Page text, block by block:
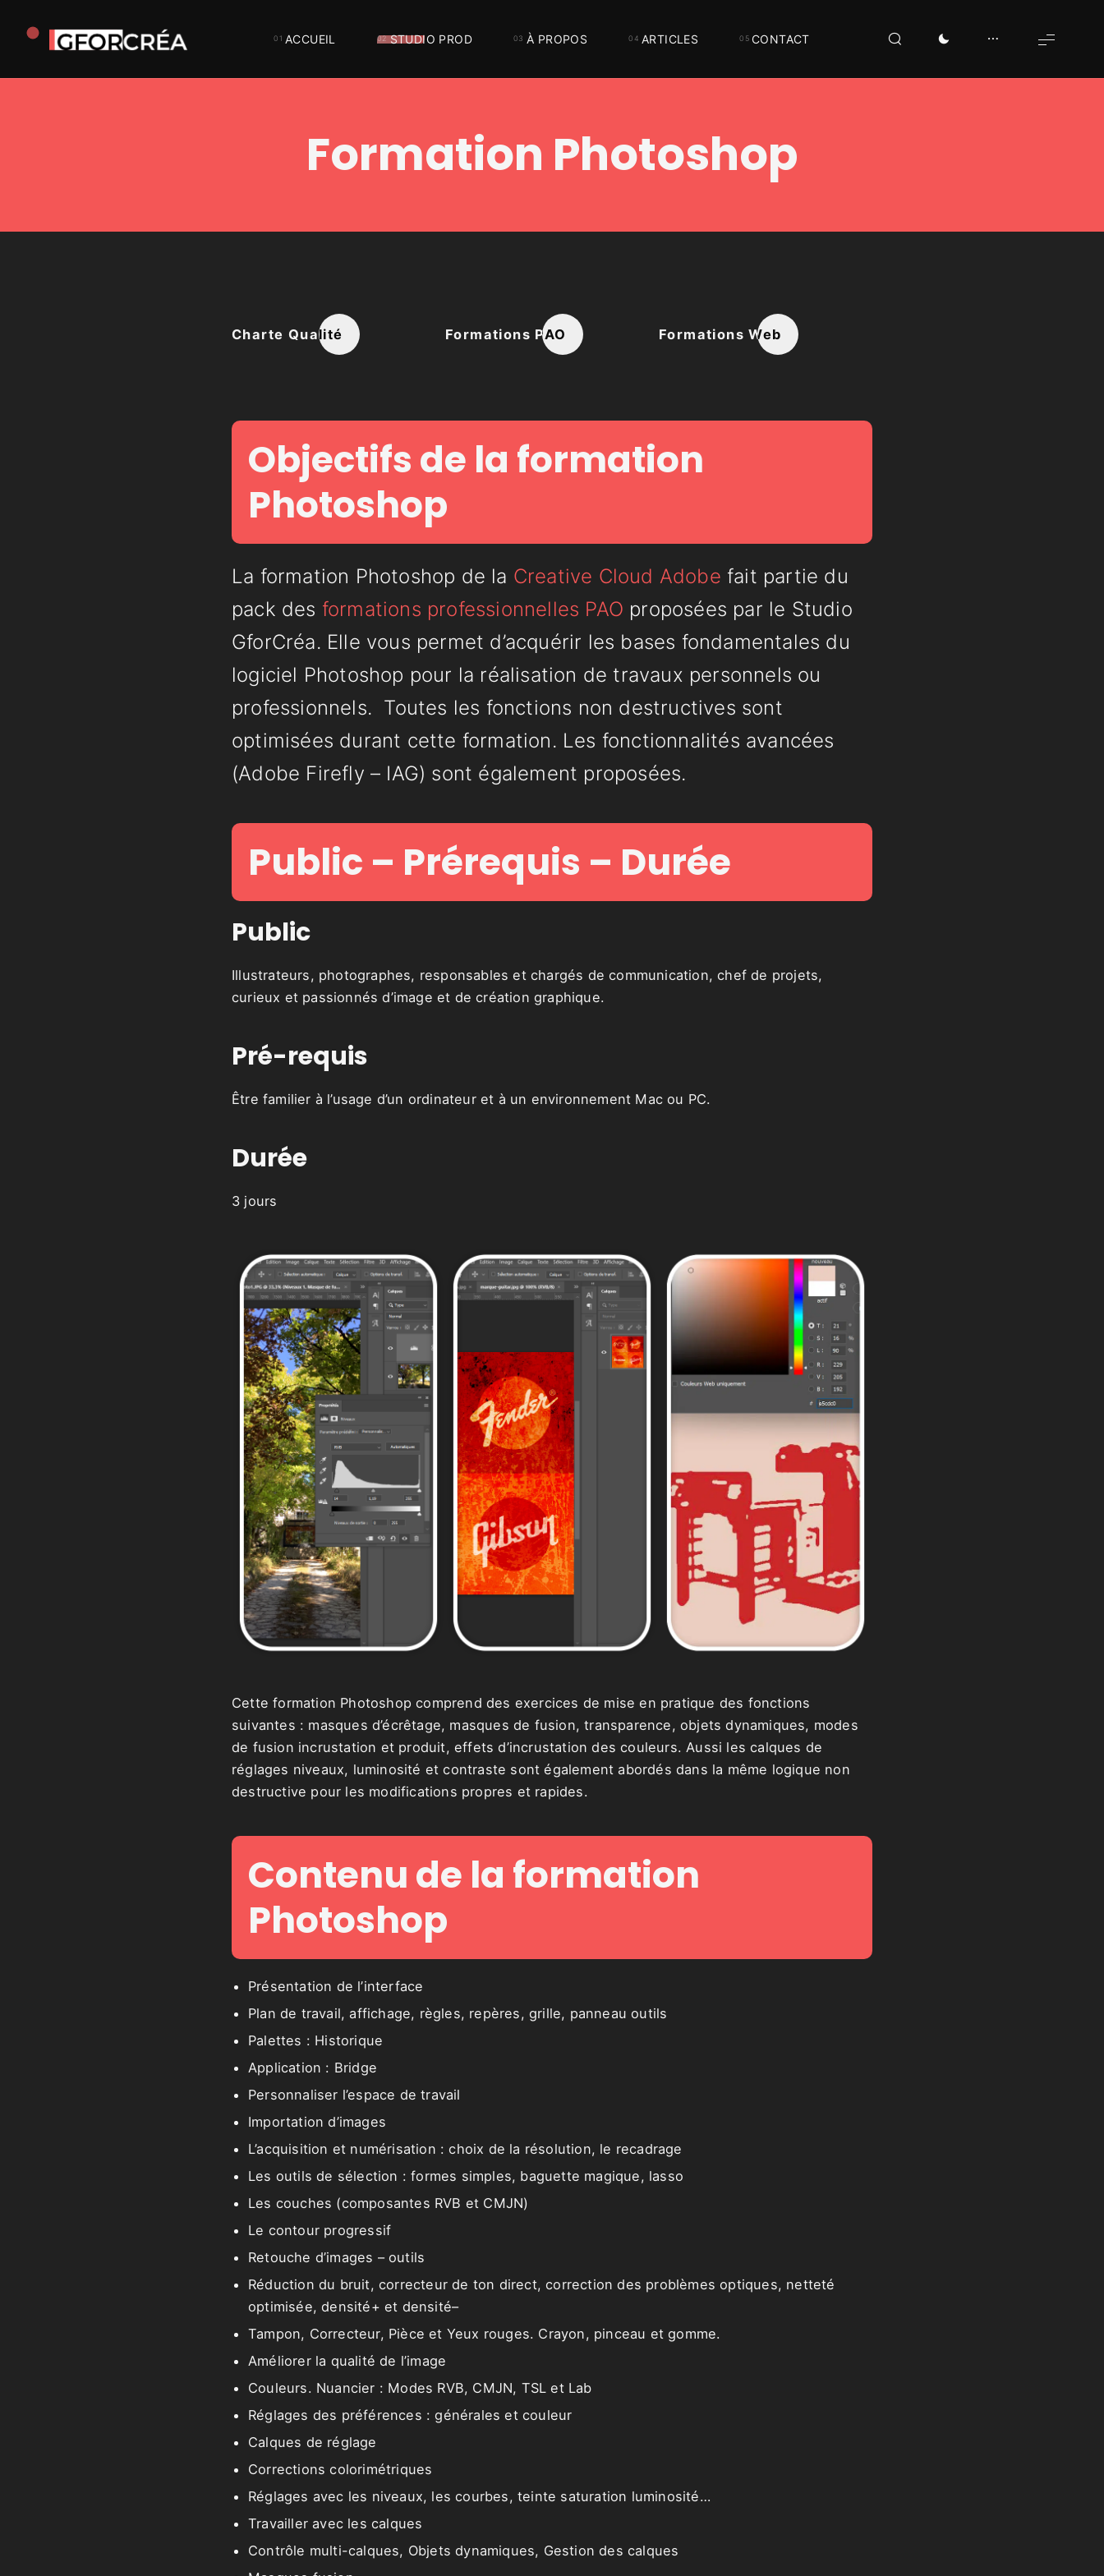
Studio
ACCUEIL STUDIO PROD À PROPOS ARTICLES CONTACT
Formation Photoshop
Charte Qualité Formations PAO Formations Web
Objectifs de la formation
Photoshop
La formation Photoshop de la Creative Cloud Adobe fait partie du
pack des formations professionnelles PAO proposées par le Studio
GforCréa. Elle vous permet d’acquérir les bases fondamentales du
logiciel Photoshop pour la réalisation de travaux personnels ou
professionnels. Toutes les fonctions non destructives sont
optimisées durant cette formation. Les fonctionnalités avancées
(Adobe Firefly – IAG) sont également proposées.
Public – Prérequis – Durée
Public
Illustrateurs, photographes, responsables et chargés de communication, chef de projets,
curieux et passionnés d’image et de création graphique.
Pré-requis
Être familier à l’usage d’un ordinateur et à un environnement Mac ou PC.
Durée
3 jours
Cette formation Photoshop comprend des exercices de mise en pratique des fonctions
suivantes : masques d’écrêtage, masques de fusion, transparence, objets dynamiques, modes
de fusion incrustation et produit, effets d’incrustation des couleurs. Aussi les calques de
réglages niveaux, luminosité et contraste sont également abordés dans la même logique non
destructive pour les modifications propres et rapides.
Contenu de la formation
Photoshop
Présentation de l’interface
Plan de travail, affichage, règles, repères, grille, panneau outils
Palettes : Historique
Application : Bridge
Personnaliser l’espace de travail
Importation d’images
L’acquisition et numérisation : choix de la résolution, le recadrage
Les outils de sélection : formes simples, baguette magique, lasso
Les couches (composantes RVB et CMJN)
Le contour progressif
Retouche d’images – outils
Réduction du bruit, correcteur de ton direct, correction des problèmes optiques, netteté
optimisée, densité+ et densité–
Tampon, Correcteur, Pièce et Yeux rouges. Crayon, pinceau et gomme.
Améliorer la qualité de l’image
Couleurs. Nuancier : Modes RVB, CMJN, TSL et Lab
Réglages des préférences : générales et couleur
Calques de réglage
Corrections colorimétriques
Réglages avec les niveaux, les courbes, teinte saturation luminosité…
Travailler avec les calques
Contrôle multi-calques, Objets dynamiques, Gestion des calques